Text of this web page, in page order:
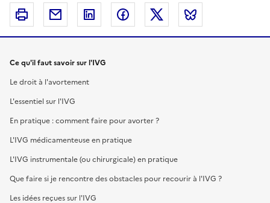
Imprimer Courriel Linkedin FacebookTwitter
Ce qu'il faut savoir sur l'IVG
Le droit à l'avortement
L'essentiel sur l'IVG
En pratique : comment faire pour avorter ?
L'IVG médicamenteuse en pratique
L'IVG instrumentale (ou chirurgicale) en pratique
Que faire si je rencontre des obstacles pour recourir à l'IVG ?
Les idées reçues sur l'IVG